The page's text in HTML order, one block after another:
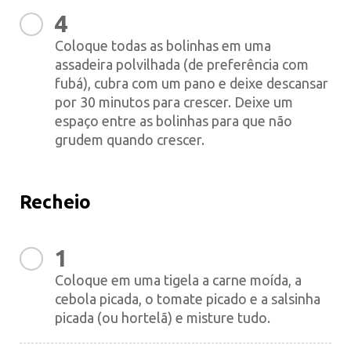
4
Coloque todas as bolinhas em uma
assadeira polvilhada (de preferência com
fubá), cubra com um pano e deixe descansar
por 30 minutos para crescer. Deixe um
espaço entre as bolinhas para que não
grudem quando crescer.
Recheio
1
Coloque em uma tigela a carne moída, a
cebola picada, o tomate picado e a salsinha
picada (ou hortelã) e misture tudo.